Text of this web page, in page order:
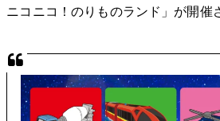
ニコニコ！のりものランド」が開催